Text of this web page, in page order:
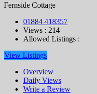
Fernside Cottage
01884 418357
Views : 214
Allowed Listings :
View Listings
Overview
Daily Views
Write a Review